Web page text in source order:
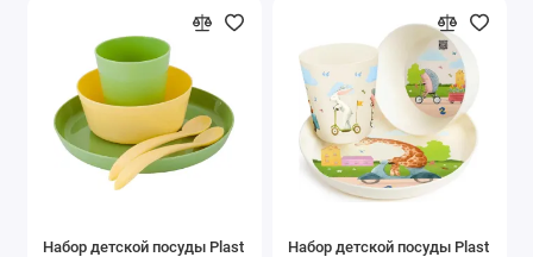
Набор детской посуды Plast
Набор детской посуды Plast